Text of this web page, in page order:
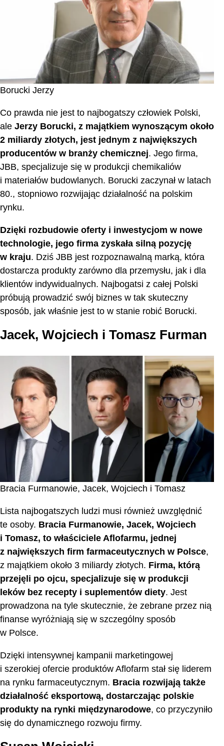
Borucki Jerzy
Co prawda nie jest to najbogatszy człowiek Polski,
ale Jerzy Borucki, z majątkiem wynoszącym około
2 miliardy złotych, jest jednym z największych
producentów w branży chemicznej. Jego firma,
JBB, specjalizuje się w produkcji chemikaliów
i materiałów budowlanych. Borucki zaczynał w latach
80., stopniowo rozwijając działalność na polskim
rynku.
Dzięki rozbudowie oferty i inwestycjom w nowe
technologie, jego firma zyskała silną pozycję
w kraju. Dziś JBB jest rozpoznawalną marką, która
dostarcza produkty zarówno dla przemysłu, jak i dla
klientów indywidualnych. Najbogatsi z całej Polski
próbują prowadzić swój biznes w tak skuteczny
sposób, jak właśnie jest to w stanie robić Borucki.
Jacek, Wojciech i Tomasz Furman
Bracia Furmanowie, Jacek, Wojciech i Tomasz
Lista najbogatszych ludzi musi również uwzględnić
te osoby. Bracia Furmanowie, Jacek, Wojciech
i Tomasz, to właściciele Aflofarmu, jednej
z największych firm farmaceutycznych w Polsce,
z majątkiem około 3 miliardy złotych. Firma, którą
przejęli po ojcu, specjalizuje się w produkcji
leków bez recepty i suplementów diety. Jest
prowadzona na tyle skutecznie, że zebrane przez nią
finanse wyróżniają się w szczególny sposób
w Polsce.
Dzięki intensywnej kampanii marketingowej
i szerokiej ofercie produktów Aflofarm stał się liderem
na rynku farmaceutycznym. Bracia rozwijają także
działalność eksportową, dostarczając polskie
produkty na rynki międzynarodowe, co przyczyniło
się do dynamicznego rozwoju firmy.